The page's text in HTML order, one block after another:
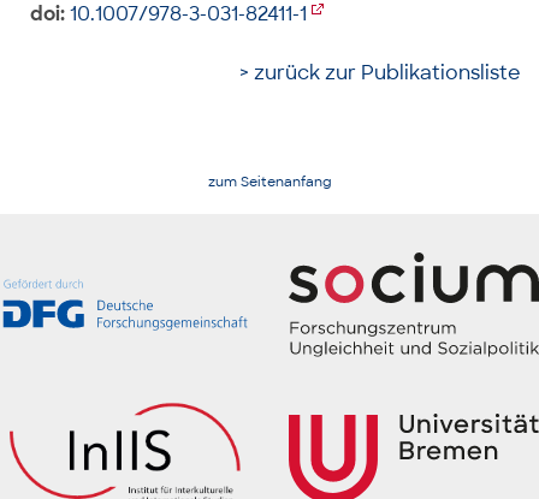
doi:10.1007/978-3-031-82411-1
> zurück zur Publikationsliste
zum Seitenanfang